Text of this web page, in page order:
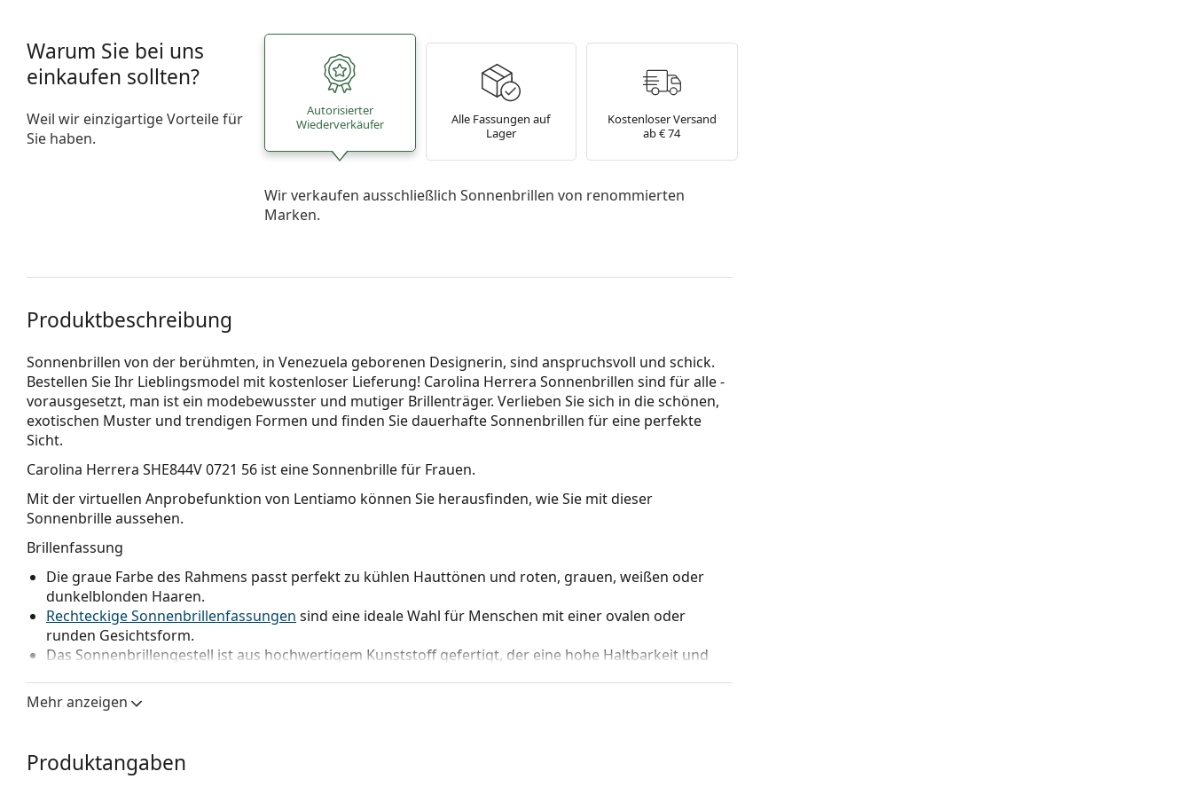
Warum Sie bei uns
einkaufen sollten?
Weil wir einzigartige Vorteile für
Sie haben.
Autorisierter
Wiederverkäufer
Alle Fassungen auf
Lager
Kostenloser Versand
ab € 74
Wir verkaufen ausschließlich Sonnenbrillen von renommierten
Marken.
Produktbeschreibung
Sonnenbrillen von der berühmten, in Venezuela geborenen Designerin, sind anspruchsvoll und schick.
Bestellen Sie Ihr Lieblingsmodel mit kostenloser Lieferung! Carolina Herrera Sonnenbrillen sind für alle -
vorausgesetzt, man ist ein modebewusster und mutiger Brillenträger. Verlieben Sie sich in die schönen,
exotischen Muster und trendigen Formen und finden Sie dauerhafte Sonnenbrillen für eine perfekte
Sicht.
Carolina Herrera SHE844V 0721 56 ist eine Sonnenbrille für Frauen.
Mit der virtuellen Anprobefunktion von Lentiamo können Sie herausfinden, wie Sie mit dieser
Sonnenbrille aussehen.
Brillenfassung
Die graue Farbe des Rahmens passt perfekt zu kühlen Hauttönen und roten, grauen, weißen oder
dunkelblonden Haaren.
Rechteckige Sonnenbrillenfassungen sind eine ideale Wahl für Menschen mit einer ovalen oder
runden Gesichtsform.
Das Sonnenbrillengestell ist aus hochwertigem Kunststoff gefertigt, der eine hohe Haltbarkeit und
Federscharniere ermöglichen den Brillenbügeln viel Beweglichkeit von mehr als 90°, was zu einem
erhöhten Tragekomfort führt. Die Rahmen sind widerstandsfähiger gegen Beschädigungen und
Brillengläser
Mehr anzeigen
Produktangaben